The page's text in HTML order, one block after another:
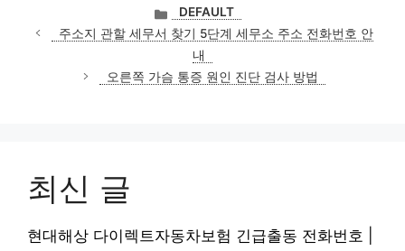
카
테
고
DEFAULT
주소지 관할 세무서 찾기 5단계 세무소 주소 전화번호 안
내
오른쪽 가슴 통증 원인 진단 검사 방법
최신 글
현대해상 다이렉트자동차보험 긴급출동 전화번호 |